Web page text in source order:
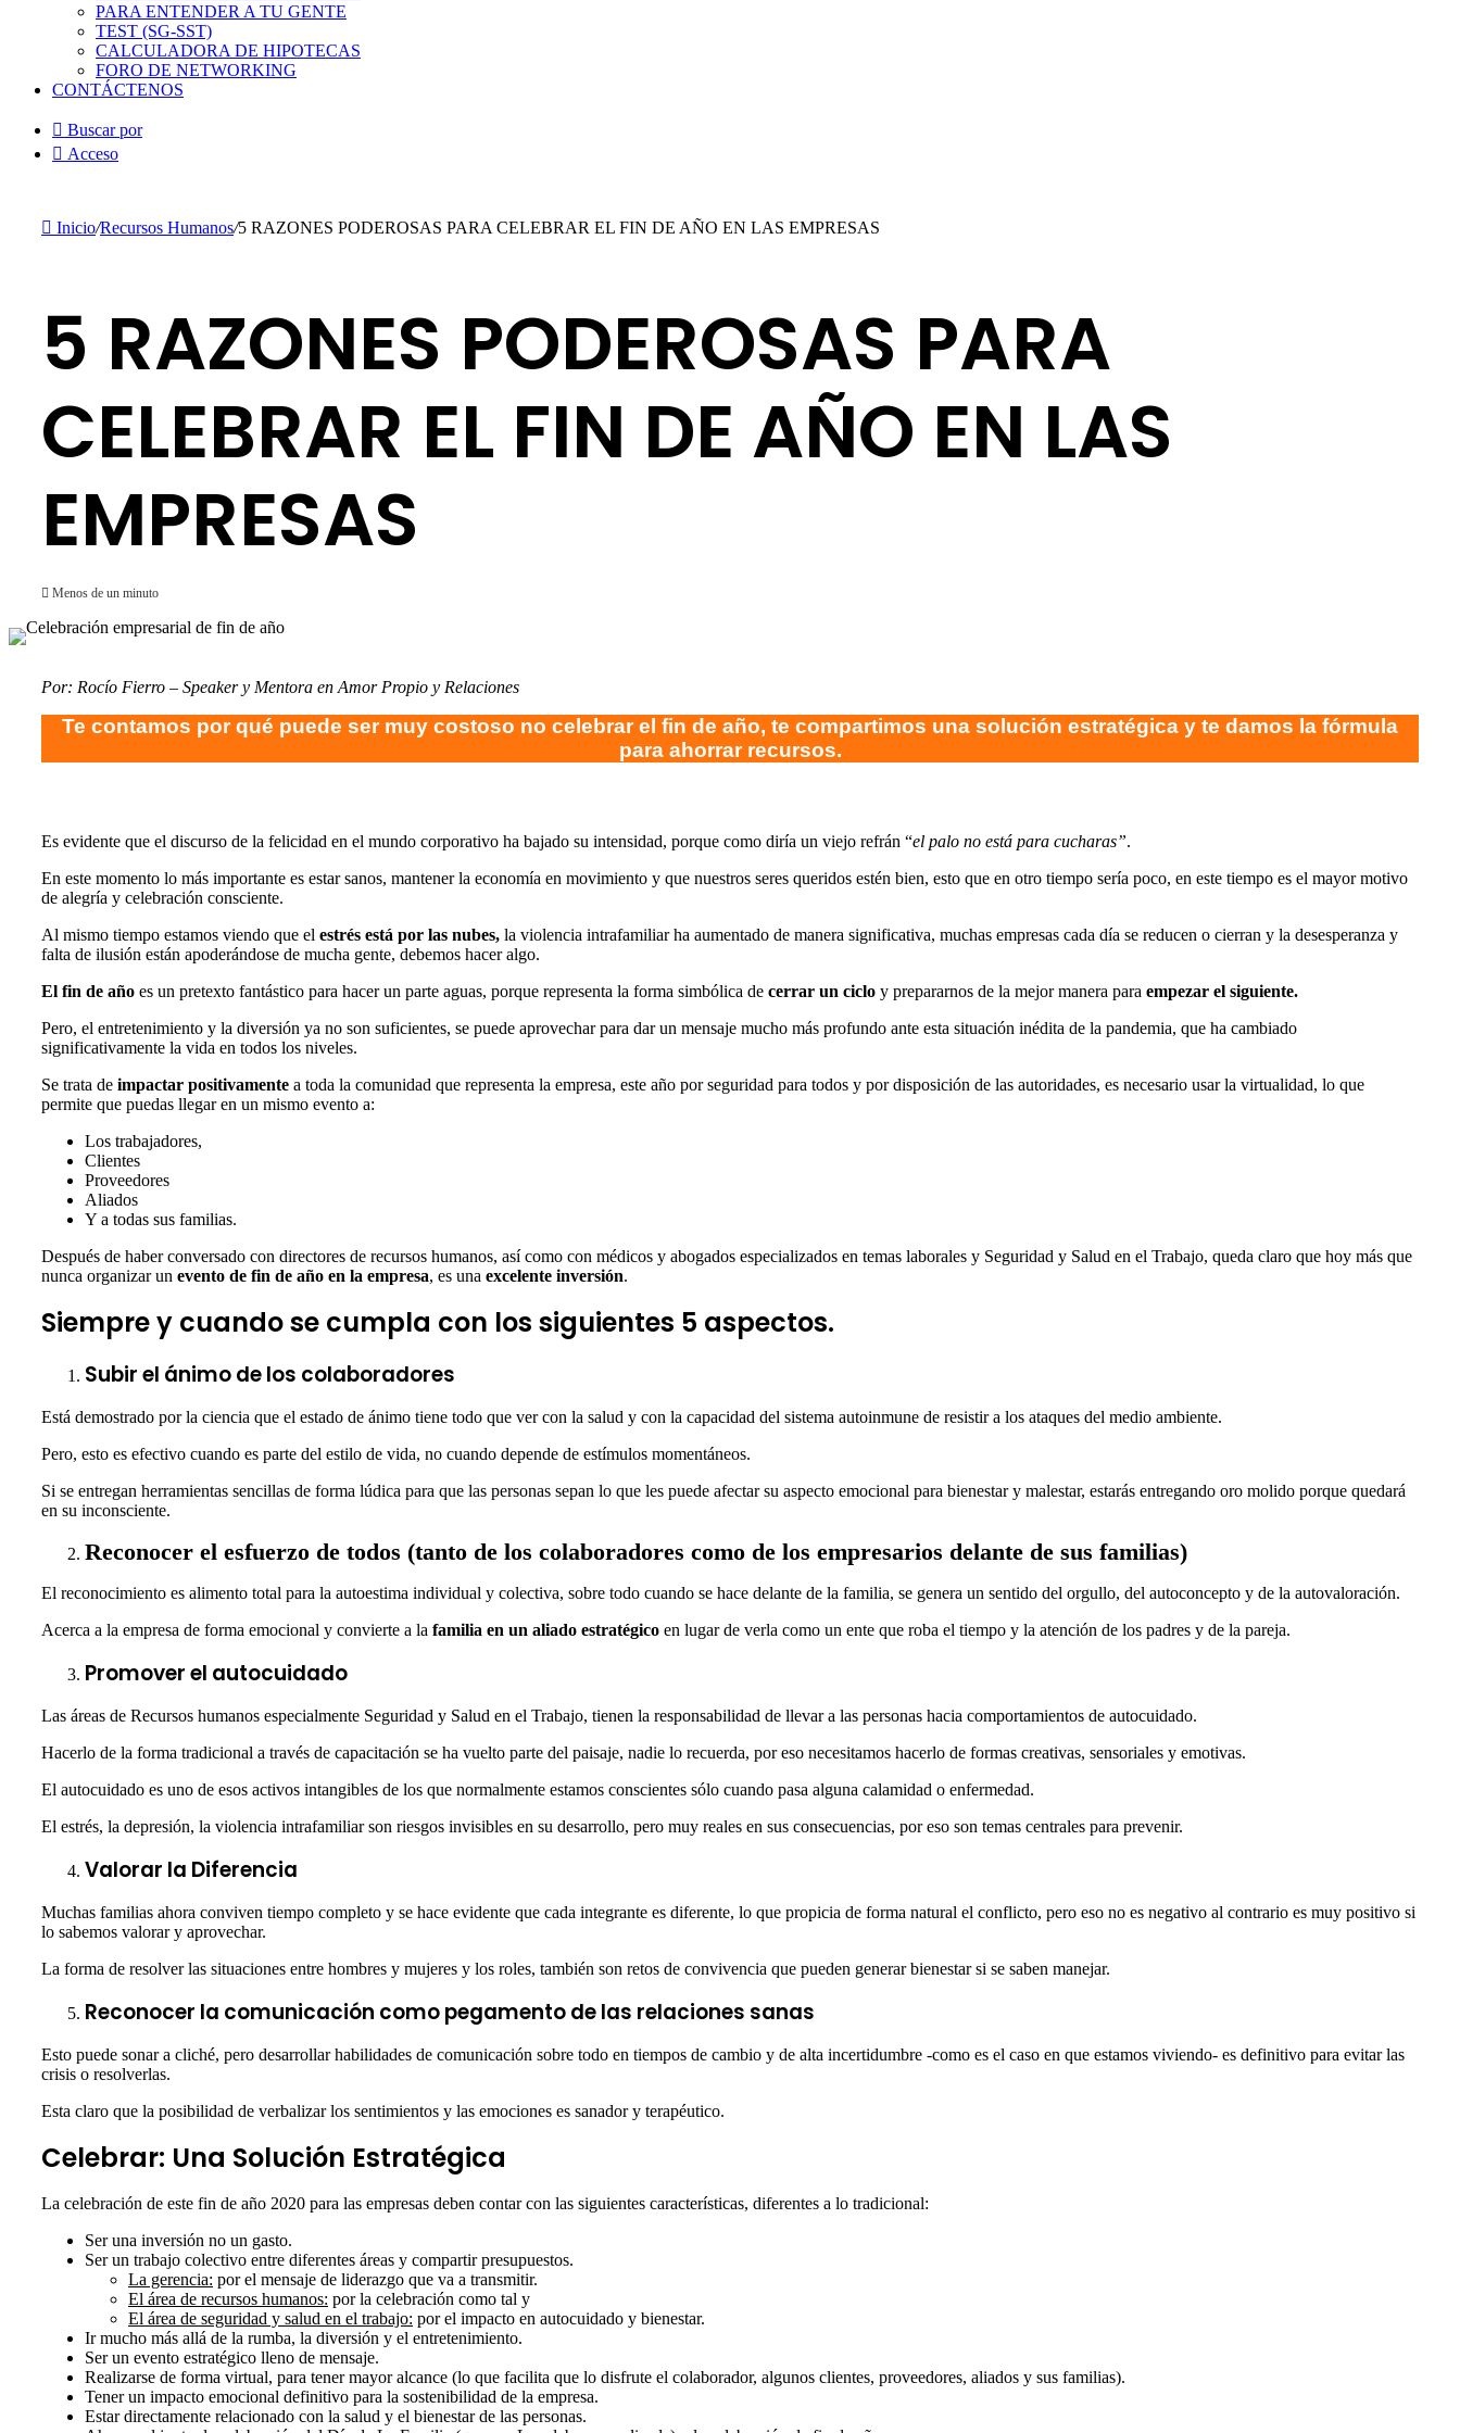
PARA ENTENDER A TU GENTE
TEST (SG-SST)
CALCULADORA DE HIPOTECAS
FORO DE NETWORKING
CONTÁCTENOS
Buscar por
Acceso
Inicio/Recursos Humanos/5 RAZONES PODEROSAS PARA CELEBRAR EL FIN DE AÑO EN LAS EMPRESAS
5 RAZONES PODEROSAS PARA
CELEBRAR EL FIN DE AÑO EN LAS
EMPRESAS
Menos de un minuto
Por: Rocío Fierro – Speaker y Mentora en Amor Propio y Relaciones
Te contamos por qué puede ser muy costoso no celebrar el fin de año, te compartimos una solución estratégica y te damos la fórmula
para ahorrar recursos.
Es evidente que el discurso de la felicidad en el mundo corporativo ha bajado su intensidad, porque como diría un viejo refrán “el palo no está para cucharas”.
En este momento lo más importante es estar sanos, mantener la economía en movimiento y que nuestros seres queridos estén bien, esto que en otro tiempo sería poco, en este tiempo es el mayor motivo
de alegría y celebración consciente.
Al mismo tiempo estamos viendo que el estrés está por las nubes, la violencia intrafamiliar ha aumentado de manera significativa, muchas empresas cada día se reducen o cierran y la desesperanza y
falta de ilusión están apoderándose de mucha gente, debemos hacer algo.
El fin de año es un pretexto fantástico para hacer un parte aguas, porque representa la forma simbólica de cerrar un ciclo y prepararnos de la mejor manera para empezar el siguiente.
Pero, el entretenimiento y la diversión ya no son suficientes, se puede aprovechar para dar un mensaje mucho más profundo ante esta situación inédita de la pandemia, que ha cambiado
significativamente la vida en todos los niveles.
Se trata de impactar positivamente a toda la comunidad que representa la empresa, este año por seguridad para todos y por disposición de las autoridades, es necesario usar la virtualidad, lo que
permite que puedas llegar en un mismo evento a:
Los trabajadores,
Clientes
Proveedores
Aliados
Y a todas sus familias.
Después de haber conversado con directores de recursos humanos, así como con médicos y abogados especializados en temas laborales y Seguridad y Salud en el Trabajo, queda claro que hoy más que
nunca organizar un evento de fin de año en la empresa, es una excelente inversión.
Siempre y cuando se cumpla con los siguientes 5 aspectos.
Subir el ánimo de los colaboradores
Está demostrado por la ciencia que el estado de ánimo tiene todo que ver con la salud y con la capacidad del sistema autoinmune de resistir a los ataques del medio ambiente.
Pero, esto es efectivo cuando es parte del estilo de vida, no cuando depende de estímulos momentáneos.
Si se entregan herramientas sencillas de forma lúdica para que las personas sepan lo que les puede afectar su aspecto emocional para bienestar y malestar, estarás entregando oro molido porque quedará
en su inconsciente.
Reconocer el esfuerzo de todos (tanto de los colaboradores como de los empresarios delante de sus familias)
El reconocimiento es alimento total para la autoestima individual y colectiva, sobre todo cuando se hace delante de la familia, se genera un sentido del orgullo, del autoconcepto y de la autovaloración.
Acerca a la empresa de forma emocional y convierte a la familia en un aliado estratégico en lugar de verla como un ente que roba el tiempo y la atención de los padres y de la pareja.
Promover el autocuidado
Las áreas de Recursos humanos especialmente Seguridad y Salud en el Trabajo, tienen la responsabilidad de llevar a las personas hacia comportamientos de autocuidado.
Hacerlo de la forma tradicional a través de capacitación se ha vuelto parte del paisaje, nadie lo recuerda, por eso necesitamos hacerlo de formas creativas, sensoriales y emotivas.
El autocuidado es uno de esos activos intangibles de los que normalmente estamos conscientes sólo cuando pasa alguna calamidad o enfermedad.
El estrés, la depresión, la violencia intrafamiliar son riesgos invisibles en su desarrollo, pero muy reales en sus consecuencias, por eso son temas centrales para prevenir.
Valorar la Diferencia
Muchas familias ahora conviven tiempo completo y se hace evidente que cada integrante es diferente, lo que propicia de forma natural el conflicto, pero eso no es negativo al contrario es muy positivo si
lo sabemos valorar y aprovechar.
La forma de resolver las situaciones entre hombres y mujeres y los roles, también son retos de convivencia que pueden generar bienestar si se saben manejar.
Reconocer la comunicación como pegamento de las relaciones sanas
Esto puede sonar a cliché, pero desarrollar habilidades de comunicación sobre todo en tiempos de cambio y de alta incertidumbre -como es el caso en que estamos viviendo- es definitivo para evitar las
crisis o resolverlas.
Esta claro que la posibilidad de verbalizar los sentimientos y las emociones es sanador y terapéutico.
Celebrar: Una Solución Estratégica
La celebración de este fin de año 2020 para las empresas deben contar con las siguientes características, diferentes a lo tradicional:
Ser una inversión no un gasto.
Ser un trabajo colectivo entre diferentes áreas y compartir presupuestos.
La gerencia: por el mensaje de liderazgo que va a transmitir.
El área de recursos humanos: por la celebración como tal y
El área de seguridad y salud en el trabajo: por el impacto en autocuidado y bienestar.
Ir mucho más allá de la rumba, la diversión y el entretenimiento.
Ser un evento estratégico lleno de mensaje.
Realizarse de forma virtual, para tener mayor alcance (lo que facilita que lo disfrute el colaborador, algunos clientes, proveedores, aliados y sus familias).
Tener un impacto emocional definitivo para la sostenibilidad de la empresa.
Estar directamente relacionado con la salud y el bienestar de las personas.